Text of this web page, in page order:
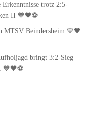
Erkenntnisse trotz 2:5-
II 💙🖤⚽
MTSV Beindersheim 💙🖤
bringt 3:2-Sieg
💙🖤⚽